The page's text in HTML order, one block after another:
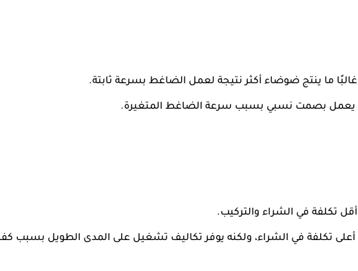
غالبًا ما ينتج ضوضاء أكثر نتيجة لعمل الضاغط بسرعة ثابتة.
يعمل بصمت نسبي بسبب سرعة الضاغط المتغيرة.
أقل تكلفة في الشراء والتركيب.
أعلى تكلفة في الشراء، ولكنه يوفر تكاليف تشغيل على المدى الطويل بسبب